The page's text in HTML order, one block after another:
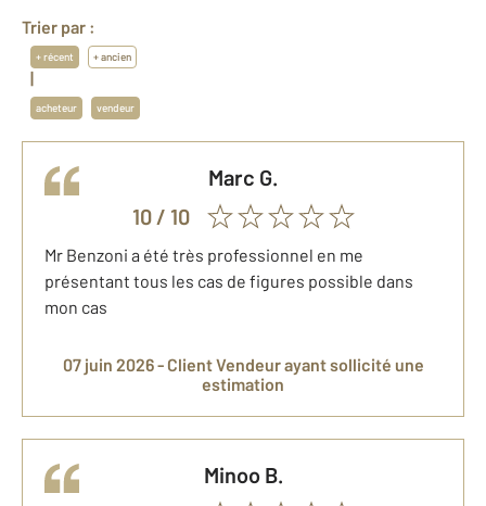
Trier par :
+ récent + ancien
|
acheteur vendeur
Marc G.
10/ 10
Mr Benzoni a été très professionnel en me
présentant tous les cas de figures possible dans
mon cas
07 juin 2026 - Client Vendeurayant sollicité une
estimation
Minoo B.